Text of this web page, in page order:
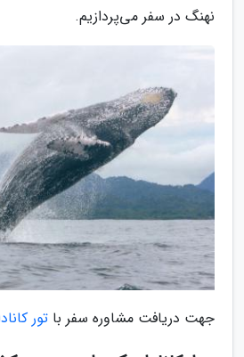
نهنگ در سفر می‌پردازیم.
جهت دریافت مشاوره سفر با تور